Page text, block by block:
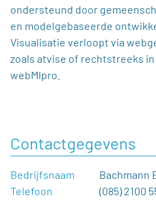
ondersteund door
en modelgebaseerde
Visualisatie verloopt via
zoals atvise of rechtstreeks
webMIpro.
Contactgegevens
Bedrijfsnaam
Bachmann
Telefoon
(085) 2100